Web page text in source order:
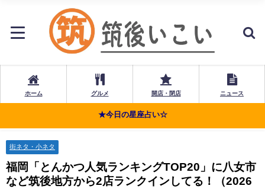
ホーム グルメ 開店・閉店 ニュース
★今日の星座占い☆
街ネタ・小ネタ
福岡「とんかつ人気ランキングTOP20」に八女市
など筑後地方から2店ランクインしてる！（2026